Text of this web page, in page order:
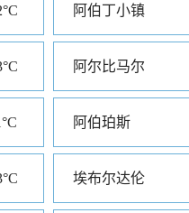
阿伯丁小镇
阿尔比马尔
阿伯珀斯
埃布尔达伦